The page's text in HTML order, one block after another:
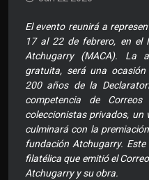
El evento reunirá a
17 al 22 de febrero, en el
Atchugarry (MACA). La
gratuita, será una
200 años de la
competencia de
coleccionistas privados, un
culminará con la
fundación Atchugarry.
filatélica que emitió el
Atchugarry y su obra.